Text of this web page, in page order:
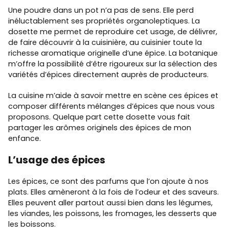
Une poudre dans un pot n’a pas de sens. Elle perd
inéluctablement ses propriétés organoleptiques. La
dosette me permet de reproduire cet usage, de délivrer,
de faire découvrir à la cuisinière, au cuisinier toute la
richesse aromatique originelle d’une épice. La botanique
m’offre la possibilité d’être rigoureux sur la sélection des
variétés d’épices directement auprès de producteurs.
La cuisine m’aide à savoir mettre en scène ces épices et
composer différents mélanges d’épices que nous vous
proposons. Quelque part cette dosette vous fait
partager les arômes originels des épices de mon
enfance.
L’usage des épices
Les épices, ce sont des parfums que l’on ajoute à nos
plats. Elles amèneront à la fois de l’odeur et des saveurs.
Elles peuvent aller partout aussi bien dans les légumes,
les viandes, les poissons, les fromages, les desserts que
les boissons.